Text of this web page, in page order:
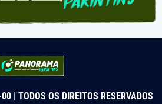
| TODOS OS DIREITOS RESERVADOS